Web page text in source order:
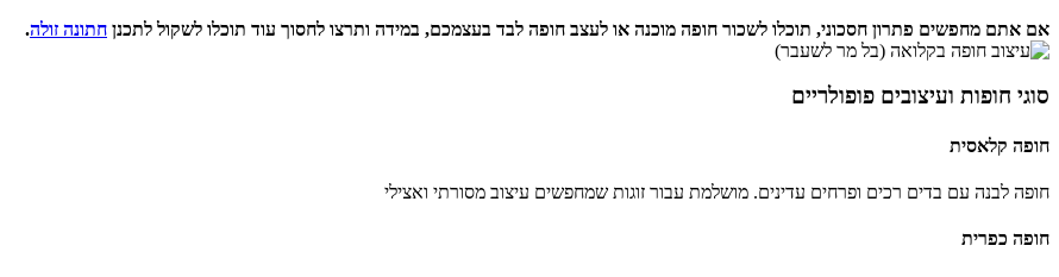
אם אתם מחפשים פתרון חסכוני, תוכלו לשכור חופה מוכנה או לעצב חופה לבד בעצמכם, במידה ותרצו לחסוך עוד תוכלו לשקול לתכנן חתונה זולה.
סוגי חופות ועיצובים פופולריים
חופה קלאסית
חופה לבנה עם בדים רכים ופרחים עדינים. מושלמת עבור זוגות שמחפשים עיצוב מסורתי ואצילי
חופה כפרית